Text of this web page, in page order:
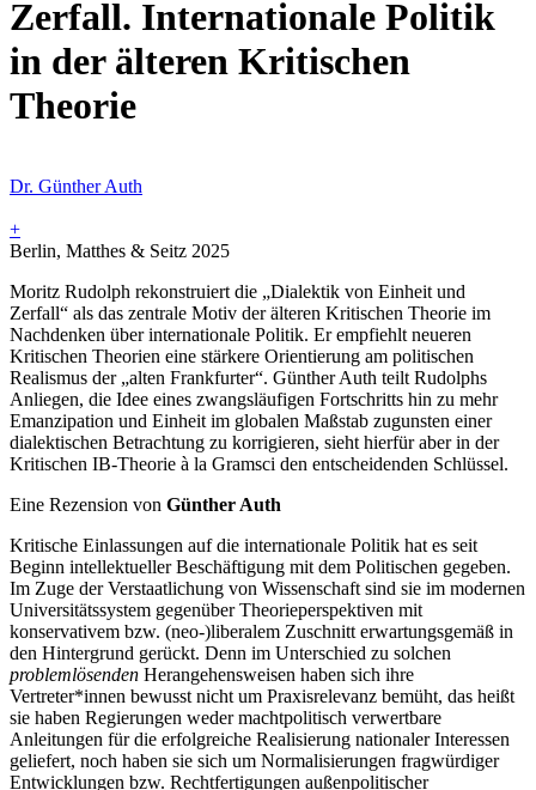
Zerfall. Internationale Politik
in der älteren Kritischen
Theorie
Dr. Günther Auth
+
Berlin, Matthes & Seitz 2025
Moritz Rudolph rekonstruiert die „Dialektik von Einheit und
Zerfall“ als das zentrale Motiv der älteren Kritischen Theorie im
Nachdenken über internationale Politik. Er empfiehlt neueren
Kritischen Theorien eine stärkere Orientierung am politischen
Realismus der „alten Frankfurter“. Günther Auth teilt Rudolphs
Anliegen, die Idee eines zwangsläufigen Fortschritts hin zu mehr
Emanzipation und Einheit im globalen Maßstab zugunsten einer
dialektischen Betrachtung zu korrigieren, sieht hierfür aber in der
Kritischen IB-Theorie à la Gramsci den entscheidenden Schlüssel.
Eine Rezension von Günther Auth
Kritische Einlassungen auf die internationale Politik hat es seit
Beginn intellektueller Beschäftigung mit dem Politischen gegeben.
Im Zuge der Verstaatlichung von Wissenschaft sind sie im modernen
Universitätssystem gegenüber Theorieperspektiven mit
konservativem bzw. (neo-)liberalem Zuschnitt erwartungsgemäß in
den Hintergrund gerückt. Denn im Unterschied zu solchen
problemlösenden Herangehensweisen haben sich ihre
Vertreter*innen bewusst nicht um Praxisrelevanz bemüht, das heißt
sie haben Regierungen weder machtpolitisch verwertbare
Anleitungen für die erfolgreiche Realisierung nationaler Interessen
geliefert, noch haben sie sich um Normalisierungen fragwürdiger
Entwicklungen bzw. Rechtfertigungen außenpolitischer